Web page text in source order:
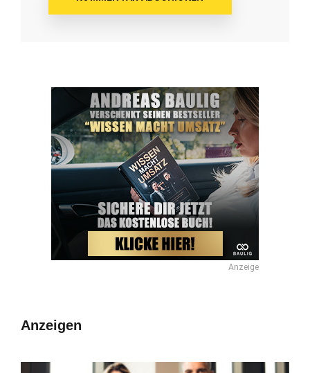
Anzeige
Anzeigen